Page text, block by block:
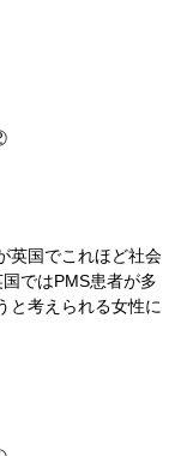
英国でこれほど社会
ではPMS患者が多
と考えられる女性に